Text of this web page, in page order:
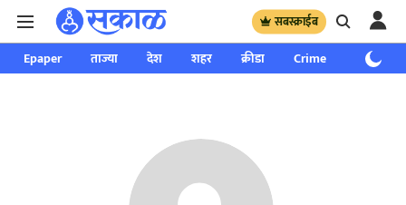
सबस्क्राईब
Epaper ताज्या देश शहर क्रीडा Crime साप्ताहिक